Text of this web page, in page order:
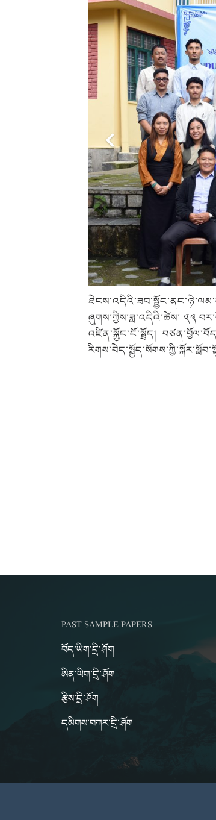
ཞུགས་ཀྱིས་ཟླ་འདིའི་ཚེས་ ༢༣
འཛིན་སྐྱོང་ངོ་སྤྲོད།
PAST SAMPLE PAPERS
བོད་ཡིག་དྲི་ཤོག
ཨིན་ཡིག་དྲི་ཤོག
རྩིས་དྲི་ཤོག
དམིགས་བཀར་དྲི་ཤོག